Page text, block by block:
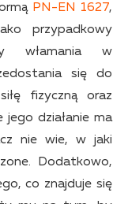
PN-EN 1627,
przypadkowy
włamania w
się do
fizyczną oraz
działanie ma
nie wie, w jaki
Dodatkowo,
co znajduje się